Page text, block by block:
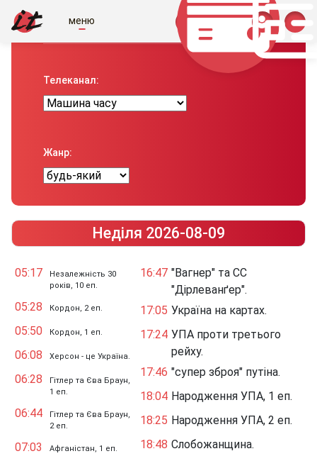
меню
Телепрограма вiд IT
Телеканал:
Жанр:
Неділя 2026-08-09
05:17
Незалежність 30
років, 10 еп.
05:28 Кордон, 2 еп.
05:50 Кордон, 1 еп.
06:08 Херсон - це Україна.
06:28
Гітлер та Єва Браун,
1 еп.
06:44
Гітлер та Єва Браун,
2 еп.
07:03 Афганістан, 1 еп.
16:47 "Вагнер" та СС
"Дірлеванґер".
17:05 Україна на картах.
17:24 УПА проти третього
рейху.
17:46 "супер зброя" путіна.
18:04 Народження УПА, 1 еп.
18:25 Народження УПА, 2 еп.
18:48 Слобожанщина.